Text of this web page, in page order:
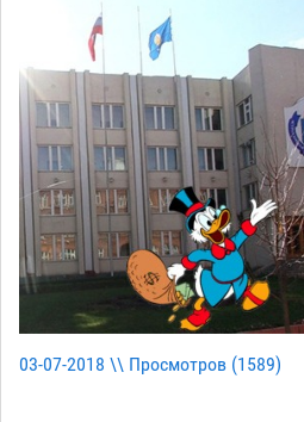
03-07-2018 \\ Просмотров (1589)